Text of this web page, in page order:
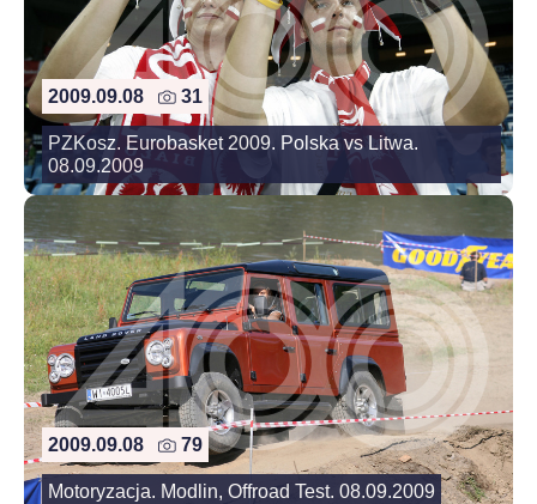
2009.09.08 31
PZKosz. Eurobasket 2009. Polska vs Litwa.
08.09.2009
2009.09.08 79
Motoryzacja. Modlin, Offroad Test. 08.09.2009